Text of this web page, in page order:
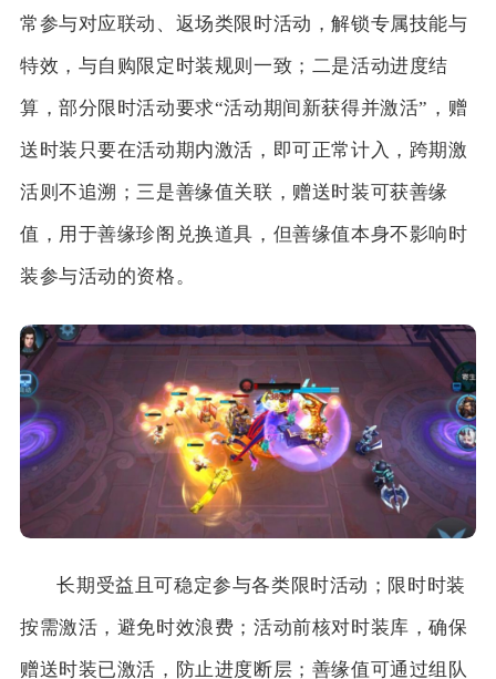
常参与对应联动、返场类限时活动，解锁专属技能与
特效，与自购限定时装规则一致；二是活动进度结
算，部分限时活动要求“活动期间新获得并激活”，赠
送时装只要在活动期内激活，即可正常计入，跨期激
活则不追溯；三是善缘值关联，赠送时装可获善缘
值，用于善缘珍阁兑换道具，但善缘值本身不影响时
装参与活动的资格。
长期受益且可稳定参与各类限时活动；限时时装
按需激活，避免时效浪费；活动前核对时装库，确保
赠送时装已激活，防止进度断层；善缘值可通过组队